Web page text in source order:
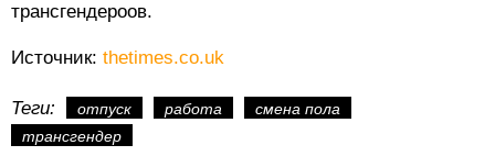
трансгендероов.
Источник: thetimes.co.uk
Теги: отпуск работа
смена пола
трансгендер